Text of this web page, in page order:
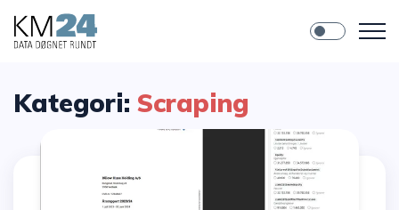
Kategori: Scraping